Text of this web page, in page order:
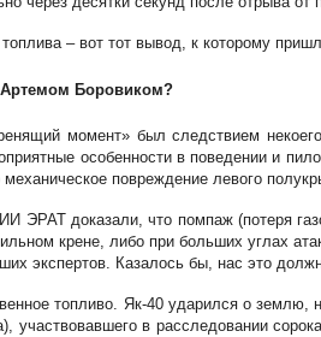
– вот тот вывод, к которому
Артемом Боровиком?
момент» был следствием
особенности в поведении и
повреждение левого
ЭРАТ доказали, что помпаж (потеря
крене, либо при больших углах
экспертов. Казалось бы, нас это
топливо. Як-40 ударился о
участвовавшего в расследовании